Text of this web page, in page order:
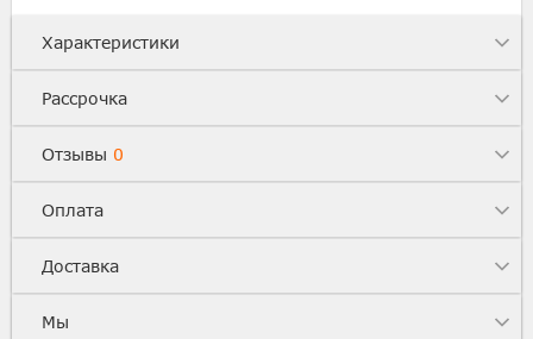
Характеристики
Рассрочка
Отзывы 0
Оплата
Доставка
Мы